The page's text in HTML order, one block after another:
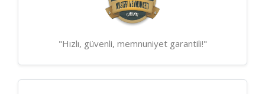
"Hızlı, güvenli, memnuniyet garantili!"